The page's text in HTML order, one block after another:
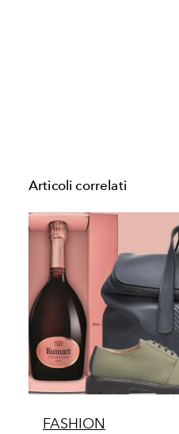
Articoli correlati
FASHION